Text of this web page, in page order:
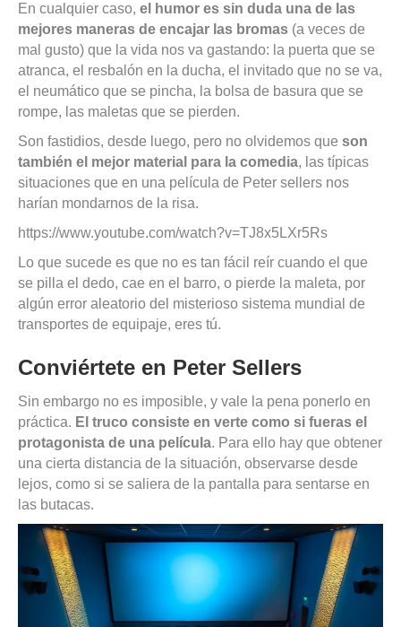
En cualquier caso, el humor es sin duda una de las
mejores maneras de encajar las bromas (a veces de
mal gusto) que la vida nos va gastando: la puerta que se
atranca, el resbalón en la ducha, el invitado que no se va,
el neumático que se pincha, la bolsa de basura que se
rompe, las maletas que se pierden.
Son fastidios, desde luego, pero no olvidemos que son
también el mejor material para la comedia, las típicas
situaciones que en una película de Peter sellers nos
harían mondarnos de la risa.
https://www.youtube.com/watch?v=TJ8x5LXr5Rs
Lo que sucede es que no es tan fácil reír cuando el que
se pilla el dedo, cae en el barro, o pierde la maleta, por
algún error aleatorio del misterioso sistema mundial de
transportes de equipaje, eres tú.
Conviértete en Peter Sellers
Sin embargo no es imposible, y vale la pena ponerlo en
práctica. El truco consiste en verte como si fueras el
protagonista de una película. Para ello hay que obtener
una cierta distancia de la situación, observarse desde
lejos, como si se saliera de la pantalla para sentarse en
las butacas.